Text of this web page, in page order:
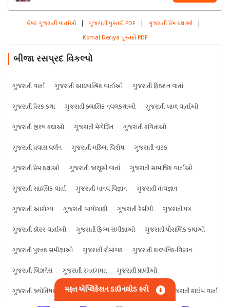
શ્રેષ્ઠ ગુજરાતી વાર્તાઓ | ગુજરાતી પુસ્તકો PDF | ગુજરાતી પ્રેમ કથાઓ |
Komal Deriya પુસ્તકો PDF
બીજા રસપ્રદ વિકલ્પો
ગુજરાતી વાર્તા ગુજરાતી આધ્યાત્મિક વાર્તાઓ
ગુજરાતી ફિક્શન વાર્તા
ગુજરાતી પ્રેરક કથા
ગુજરાતી ક્લાસિક નવલકથાઓ
ગુજરાતી બાળ વાર્તાઓ
ગુજરાતી હાસ્ય કથાઓ
ગુજરાતી મેગેઝિન
ગુજરાતી કવિતાઓ
ગુજરાતી પ્રવાસ વર્ણન
ગુજરાતી મહિલા વિશેષ
ગુજરાતી નાટક
ગુજરાતી પ્રેમ કથાઓ
ગુજરાતી જાસૂસી વાર્તા
ગુજરાતી સામાજિક વાર્તાઓ
ગુજરાતી સાહસિક વાર્તા
ગુજરાતી માનવ વિજ્ઞાન
ગુજરાતી તત્વજ્ઞાન
ગુજરાતી આરોગ્ય
ગુજરાતી બાયોગ્રાફી ગુજરાતી રેસીપી
ગુજરાતી પત્ર
ગુજરાતી હૉરર વાર્તાઓ
ગુજરાતી ફિલ્મ સમીક્ષાઓ
ગુજરાતી પૌરાણિક કથાઓ
ગુજરાતી પુસ્તક સમીક્ષાઓ
ગુજરાતી રોમાંચક
ગુજરાતી કાલ્પનિક-વિજ્ઞાન
ગુજરાતી બિઝનેસ
ગુજરાતી રમતગમત
ગુજરાતી પ્રાણીઓ
ગુજરાતી જ્યોતિષશાસ્ત્ર
ગુજરાતી વિજ્ઞાન ગુજરાતી કંઈપણ ગુજરાતી ક્રાઇમ વાર્તા
મફત એપ્લિકેશન ડાઉનલોડ કરો